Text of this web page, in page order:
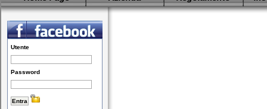
Utente
Password